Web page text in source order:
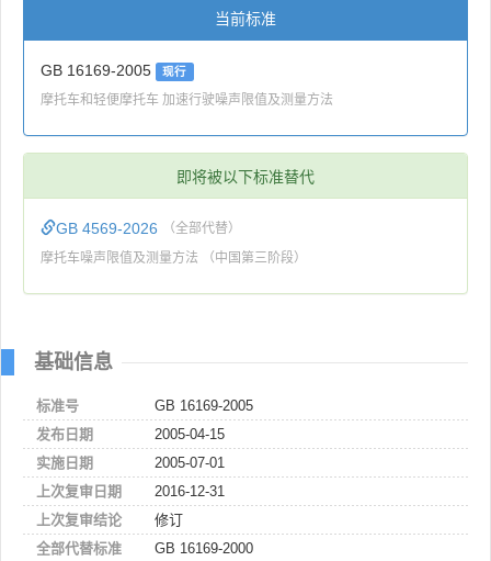
当前标准
GB 16169-2005 现行
摩托车和轻便摩托车 加速行驶噪声限值及测量方法
即将被以下标准替代
GB 4569-2026 （全部代替）
摩托车噪声限值及测量方法 （中国第三阶段）
基础信息
标准号
GB 16169-2005
发布日期
2005-04-15
实施日期
2005-07-01
上次复审日期
2016-12-31
上次复审结论
修订
全部代替标准
GB 16169-2000